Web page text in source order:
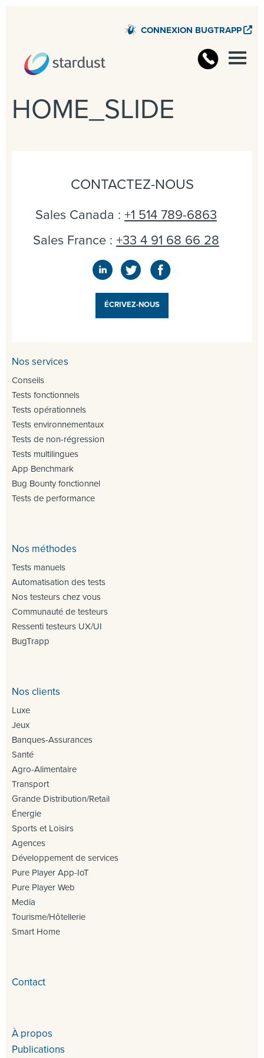
CONNEXION BUGTRAPP
HOME_SLIDE
CONTACTEZ-NOUS
Sales Canada : +1 514 789-6863
Sales France : +33 4 91 68 66 28
ÉCRIVEZ-NOUS
Nos services
Conseils
Tests fonctionnels
Tests opérationnels
Tests environnementaux
Tests de non-régression
Tests multilingues
App Benchmark
Bug Bounty fonctionnel
Tests de performance
Nos méthodes
Tests manuels
Automatisation des tests
Nos testeurs chez vous
Communauté de testeurs
Ressenti testeurs UX/UI
BugTrapp
Nos clients
Luxe
Jeux
Banques-Assurances
Santé
Agro-Alimentaire
Transport
Grande Distribution/Retail
Énergie
Sports et Loisirs
Agences
Développement de services
Pure Player App-IoT
Pure Player Web
Media
Tourisme/Hôtellerie
Smart Home
Contact
À propos
Publications